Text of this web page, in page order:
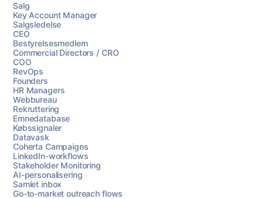
Salg
Key Account Manager
Salgsledelse
CEO
Bestyrelsesmedlem
Commercial Directors / CRO
COO
RevOps
Founders
HR Managers
Webbureau
Rekruttering
Emnedatabase
Købssignaler
Datavask
Coherta Campaigns
LinkedIn-workflows
Stakeholder Monitoring
AI-personalisering
Samlet inbox
Go-to-market outreach flows